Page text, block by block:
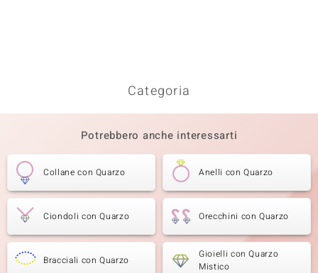
Categoria
Potrebbero anche interessarti
Collane con Quarzo Anelli con Quarzo
Ciondoli con Quarzo Orecchini con Quarzo
Bracciali con Quarzo
Gioielli con Quarzo
Mistico